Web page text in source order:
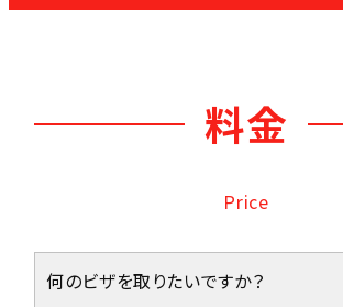
料金
Price
何のビザを取りたいですか？